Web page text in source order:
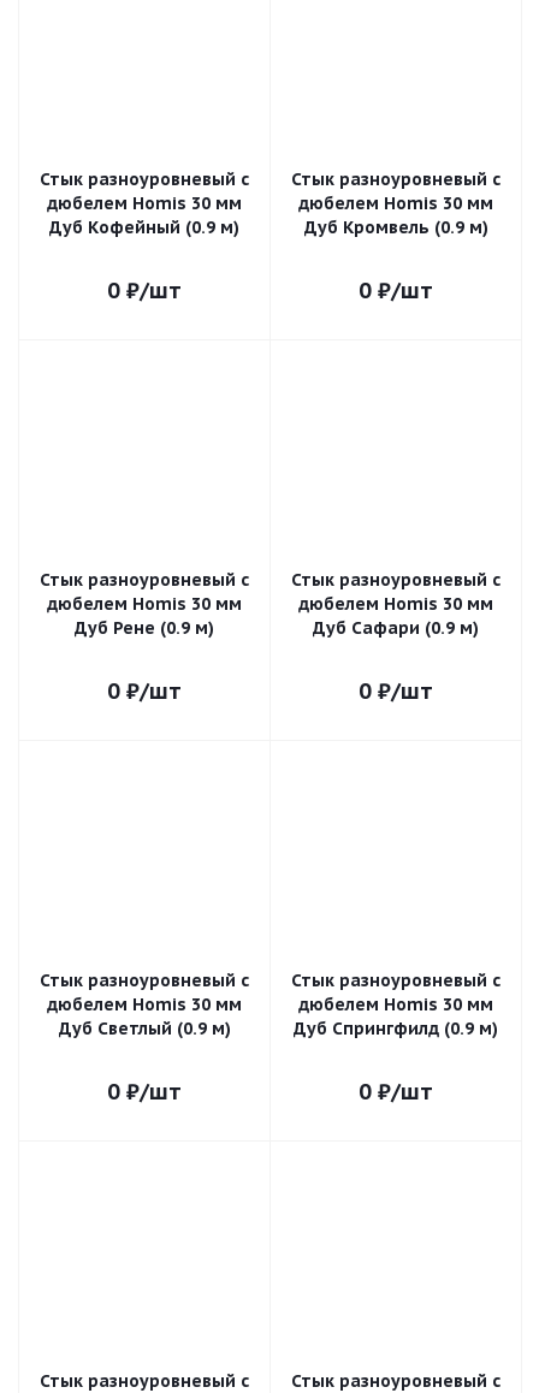
Стык разноуровневый с
дюбелем Homis 30 мм
Дуб Кофейный (0.9 м)
0 ₽/шт
Стык разноуровневый с
дюбелем Homis 30 мм
Дуб Кромвель (0.9 м)
0 ₽/шт
Стык разноуровневый с
дюбелем Homis 30 мм
Дуб Рене (0.9 м)
0 ₽/шт
Стык разноуровневый с
дюбелем Homis 30 мм
Дуб Сафари (0.9 м)
0 ₽/шт
Стык разноуровневый с
дюбелем Homis 30 мм
Дуб Светлый (0.9 м)
0 ₽/шт
Стык разноуровневый с
дюбелем Homis 30 мм
Дуб Спрингфилд (0.9 м)
0 ₽/шт
Стык разноуровневый с
Стык разноуровневый с